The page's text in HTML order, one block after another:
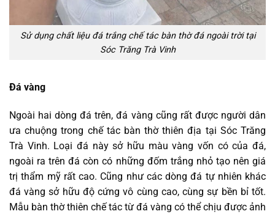
Sử dụng chất liệu đá trắng chế tác bàn thờ đá ngoài trời tại
Sóc Trăng Trà Vinh
Đá vàng
Ngoài hai dòng đá trên, đá vàng cũng rất được người dân
ưa chuộng trong chế tác bàn thờ thiên địa tại Sóc Trăng
Trà Vinh. Loại đá này sở hữu màu vàng vốn có của đá,
ngoài ra trên đá còn có những đốm trắng nhỏ tạo nên giá
trị thẩm mỹ rất cao. Cũng như các dòng đá tự nhiên khác
đá vàng sở hữu độ cứng vô cùng cao, cùng sự bền bỉ tốt.
Mẫu bàn thờ thiên chế tác từ đá vàng có thể chịu được ảnh